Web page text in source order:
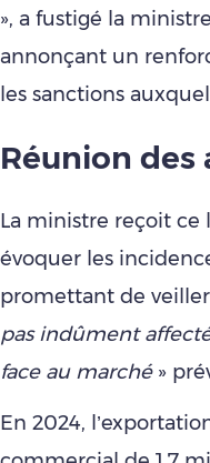
», a fustigé la
annonçant un
les sanctions
Réunion des
La ministre reçoit
évoquer les
promettant de veiller
pas indûment
face au marché»
En 2024,